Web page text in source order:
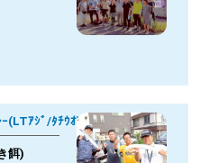
ｱｼﾞ/ﾀﾁｳｵ)
餌)